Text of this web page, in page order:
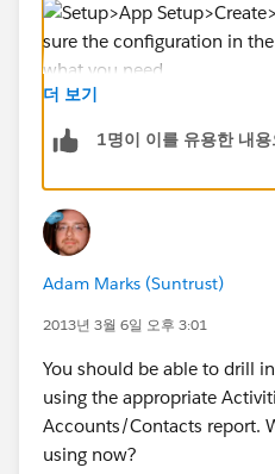
더 보기
1명이 이를 유용한 내
Adam Marks (Suntrust)
2013년 3월 6일 오후 3:01
You should be able to drill
using the appropriate
Accounts/Contacts report.
using now?